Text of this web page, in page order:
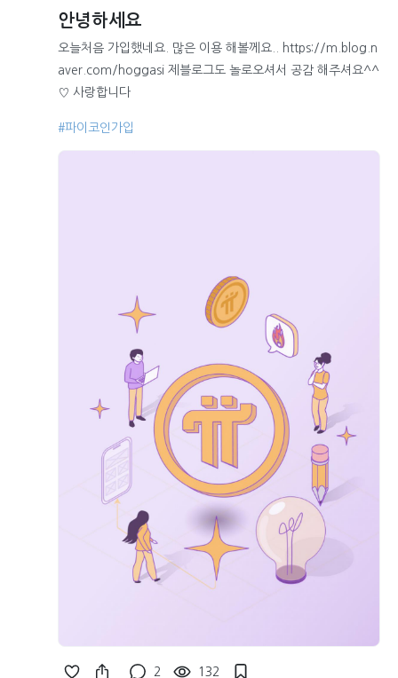
안녕하세요
오늘처음 가입했네요. 많은 이용 해볼께요.. https://m.blog.n
aver.com/hoggasi 제블로그도 놀로오셔서 공감 해주셔요^^
♡ 사랑합니다
#파이코인가입
2 132